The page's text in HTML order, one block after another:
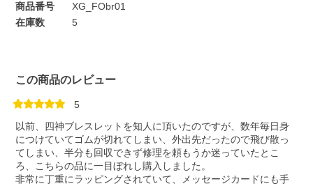
商品番号
XG_FObr01
在庫数
5
この商品のレビュー
5
以前、四神ブレスレットを知人に頂いたのですが、数年毎日身
につけていてゴムが切れてしまい、外出先だったので飛び散っ
てしまい、半分も回収できず修理を頼もうか迷っていたとこ
ろ、こちらの品に一目ぼれし購入しました。
非常に丁重にラッピングされていて、メッセージカードにも手